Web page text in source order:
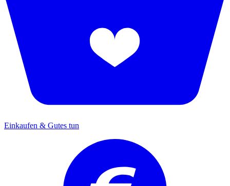
Einkaufen & Gutes tun